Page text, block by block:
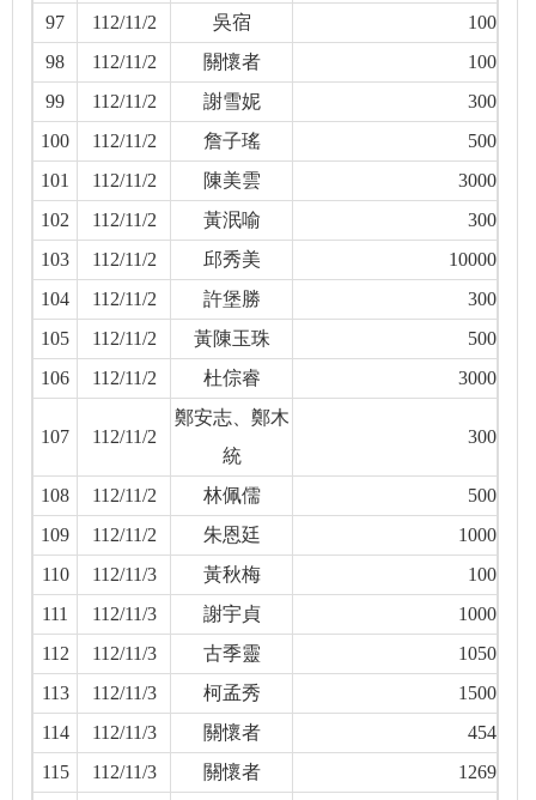
97
112/11/2 吳宿
100
98
112/11/2 關懷者
100
99
112/11/2 謝雪妮
300
100
112/11/2 詹子瑤
500
101
112/11/2 陳美雲
3000
102
112/11/2 黃泯喻
300
103
112/11/2 邱秀美
10000
104
112/11/2 許堡勝
300
105
112/11/2 黃陳玉珠
500
106
112/11/2 杜倧睿 3000
107 112/11/2
鄭安志、鄭木
統
300
108 112/11/2 林佩儒
500
109
112/11/2 朱恩廷
1000
110
112/11/3 黃秋梅
100
111
112/11/3 謝宇貞
1000
112
112/11/3 古季靈
1050
113
112/11/3 柯孟秀
1500
114
112/11/3 關懷者
454
115
112/11/3 關懷者
1269